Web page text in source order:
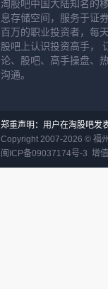
淘股吧中国大陆知名的
息存储空间，服务于证
百万的职业投资者，每
股吧上认识投资高手，
论、股吧、高手操盘、
沟通。
郑重声明：用户在淘股吧发
Copyright 2007-2026 © 福
闽ICP备09037174号-3 增